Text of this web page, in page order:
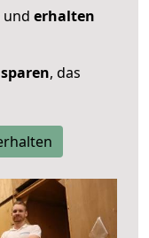
und erhalten
, das